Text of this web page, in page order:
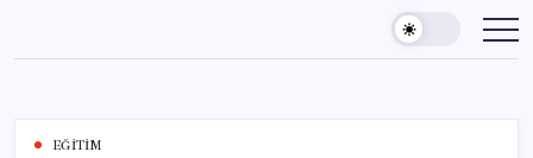
content
EĞITIM